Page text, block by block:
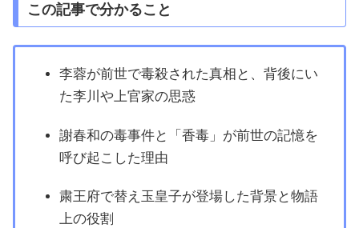
この記事で分かること
李蓉が前世で毒殺された真相と、背後にい
た李川や上官家の思惑
謝春和の毒事件と「香毒」が前世の記憶を
呼び起こした理由
粛王府で替え玉皇子が登場した背景と物語
上の役割